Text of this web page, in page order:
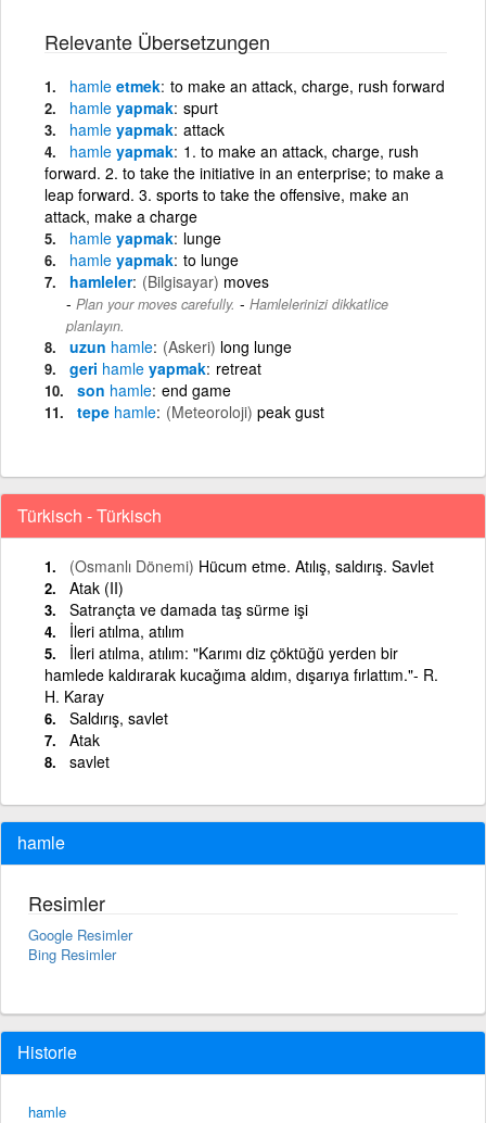
Relevante Übersetzungen
hamle etmek to make an attack, charge, rush forward
hamle yapmak spurt
hamle yapmak attack
hamle yapmak 1. to make an attack, charge, rush
forward. 2. to take the initiative in an enterprise; to make a
leap forward. 3. sports to take the offensive, make an
attack, make a charge
hamle yapmak lunge
hamle yapmak to lunge
hamleler (Bilgisayar) moves
Plan your moves carefully. - Hamlelerinizi dikkatlice
planlayın.
uzun hamle (Askeri) long lunge
geri hamle yapmak retreat
son hamle end game
tepe hamle (Meteoroloji) peak gust
Türkisch - Türkisch
(Osmanlı Dönemi) Hücum etme. Atılış, saldırış. Savlet
Atak (II)
Satrançta ve damada taş sürme işi
İleri atılma, atılım
İleri atılma, atılım: "Karımı diz çöktüğü yerden bir
hamlede kaldırarak kucağıma aldım, dışarıya fırlattım."- R.
H. Karay
Saldırış, savlet
Atak
savlet
hamle
Resimler
Google Resimler
Bing Resimler
Historie
hamle